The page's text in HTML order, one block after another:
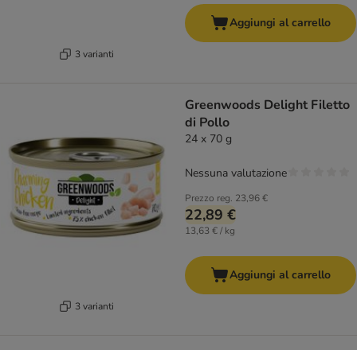
3 varianti
Aggiungi al carrello
3 varianti
Greenwoods Delight Filetto
di Pollo
24 x 70 g
Prezzo reg. 23,96 €
22,89 €
13,63 € / kg
Nessuna valutazione
Aggiungi al carrello